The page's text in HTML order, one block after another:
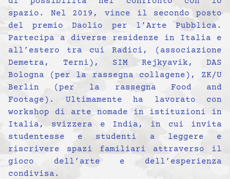
spazio. Nel 2019, vince il secondo posto
del premio Daolio per l’Arte Pubblica.
Partecipa a diverse residenze in Italia e
all’estero tra cui Radici, (associazione
Demetra, Terni), SIM Rejkyavik, DAS
Bologna (per la rassegna collagene), ZK/U
Berlin (per la rassegna Food and
Footage). Ultimamente ha lavorato con
workshop di arte nomade in istituzioni in
Italia, svizzera e India, in cui invita
studentesse e studenti a leggere e
riscrivere spazi familiari attraverso il
gioco dell’arte e dell’esperienza
condivisa.